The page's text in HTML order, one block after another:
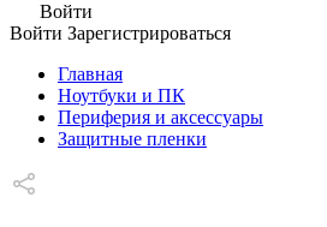
Войти
Войти Зарегистрироваться
Главная
Ноутбуки и ПК
Периферия и аксессуары
Защитные пленки